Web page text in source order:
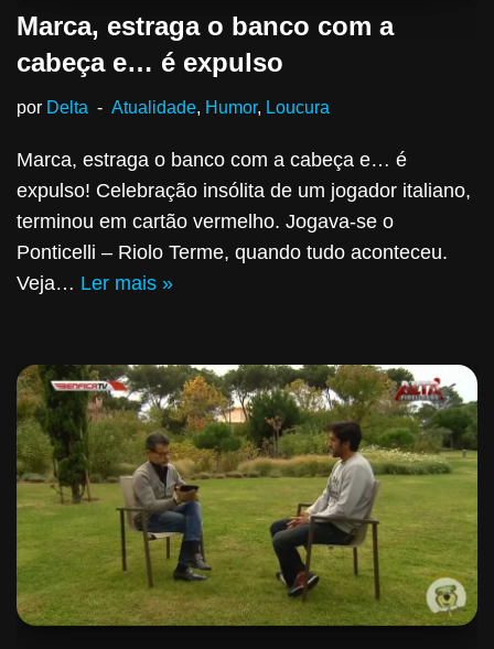
Marca, estraga o banco com a
cabeça e… é expulso
por Delta Atualidade, Humor, Loucura
Marca, estraga o banco com a cabeça e… é
expulso! Celebração insólita de um jogador italiano,
terminou em cartão vermelho. Jogava-se o
Ponticelli – Riolo Terme, quando tudo aconteceu.
Veja… Ler mais »